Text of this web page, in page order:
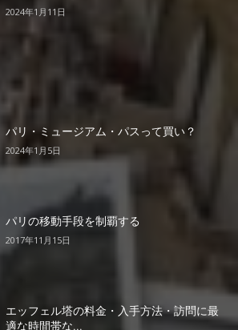
2024年1月11日
パリ・ミュージアム・パスって買い？
2024年1月5日
パリの移動手段を制覇する
2017年11月15日
エッフェル塔の料金・入手方法・訪問に最
適な時間帯な...